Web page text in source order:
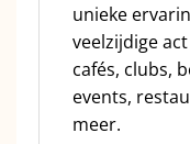
unieke
veelzijdige
cafés, clubs,
events,
meer.